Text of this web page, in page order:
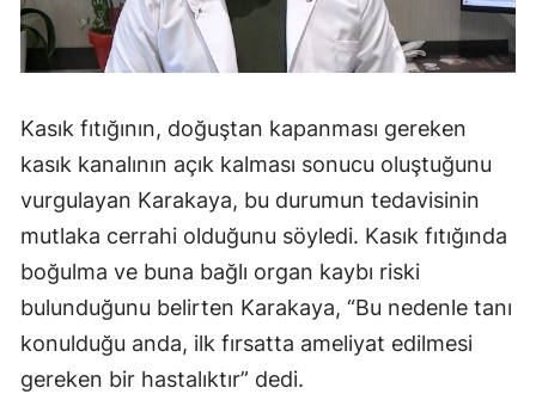
Kasık fıtığının, doğuştan kapanması gereken
kasık kanalının açık kalması sonucu oluştuğunu
vurgulayan Karakaya, bu durumun tedavisinin
mutlaka cerrahi olduğunu söyledi. Kasık fıtığında
boğulma ve buna bağlı organ kaybı riski
bulunduğunu belirten Karakaya, “Bu nedenle tanı
konulduğu anda, ilk fırsatta ameliyat edilmesi
gereken bir hastalıktır” dedi.